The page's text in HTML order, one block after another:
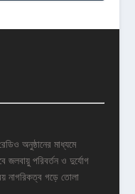
অনুষ্ঠানের মাধ্যমে
জলবায়ু পরিবর্তন ও দুর্যোগ
নাগরিকত্ব গড়ে তোলা